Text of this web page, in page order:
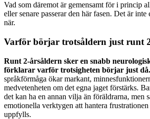
Vad som däremot är gemensamt för i princip
eller senare passerar den här fasen. Det är
när.
Varför börjar trotsåldern just runt
Runt 2-årsåldern sker en snabb
förklarar varför trotsigheten börjar just då.
språkförmåga ökar markant,
medvetenheten om det egna jaget förstärks.
det kan ha en annan vilja än föräldrarna, men
emotionella verktygen att hantera
uppfylls.